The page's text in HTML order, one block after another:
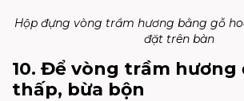
Hộp đựng vòng trầm hương bằng gỗ
đặt trên bàn
10. Để vòng trầm hương
thấp, bừa bộn